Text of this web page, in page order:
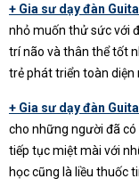
+ Gia sư dạy đàn
nhỏ muốn thử sức với
trí não và thân thể tốt
trẻ phát triển toàn diện
+ Gia sư dạy đàn
cho những người đã
tiếp tục miệt mài với
học cũng là liều thuốc